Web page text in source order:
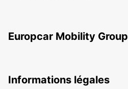
Europcar Mobility Group
Informations légales